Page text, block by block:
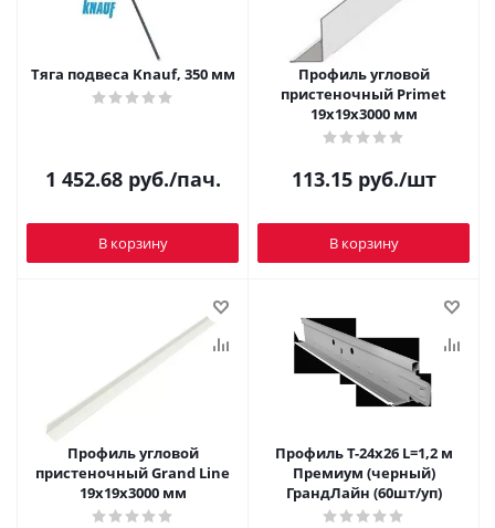
Тяга подвеса Knauf, 350 мм
1 452.68руб./пач.
В корзину
Профиль угловой
пристеночный Primet
19х19х3000 мм
113.15руб./шт
В корзину
Профиль угловой
пристеночный Grand Line
19х19х3000 мм
Профиль Т-24х26 L=1,2 м
Премиум (черный)
ГрандЛайн (60шт/уп)